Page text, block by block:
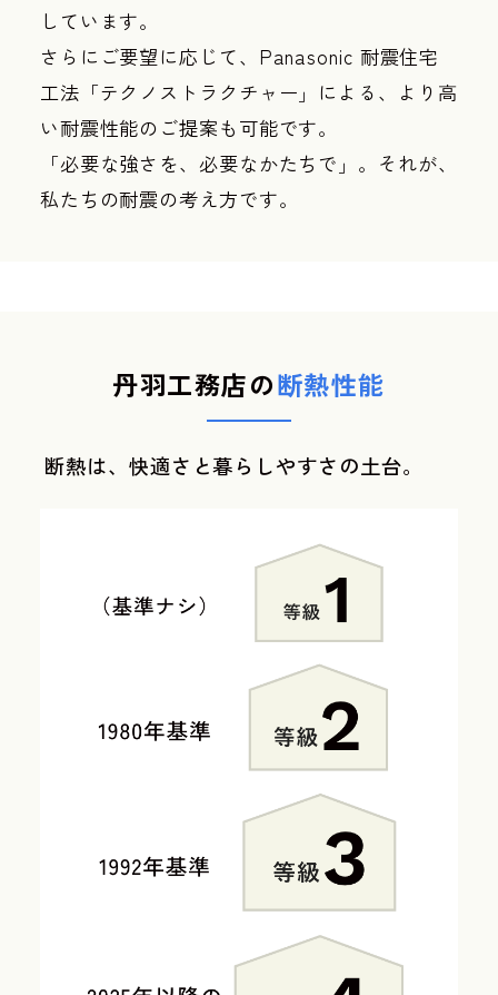
しています。
さらにご要望に応じて、Panasonic 耐震住宅
工法「テクノストラクチャー」による、より高
い耐震性能のご提案も可能です。
「必要な強さを、必要なかたちで」。それが、
私たちの耐震の考え方です。
丹羽工務店の断熱性能
断熱は、快適さと暮らしやすさの土台。